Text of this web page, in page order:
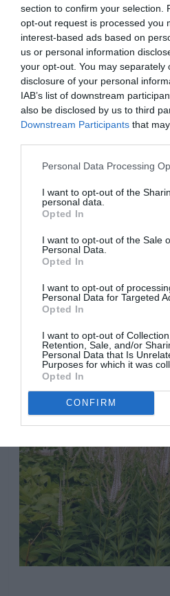
section to confirm your selection.
opt-out request is processed you
interest-based ads based on
us or personal information
your opt-out. You may separately
disclosure of your personal
IAB’s list of downstream
also be disclosed by us to third
Downstream Participants that
Personal Data Processing
I want to opt-out of the
personal data.
Opted In
I want to opt-out of the Sale
Personal Data.
Opted In
I want to opt-out of
Personal Data for Targeted
Opted In
I want to opt-out of
Retention, Sale, and/or
Personal Data that Is
Purposes for which it was
Opted In
CONFIRM
favorecer nuevas floraciones,
nivel del suelo cuando la
pueden darnos flores mas
otoño. Resiste temperaturas
brotar de nuevo a finales de
primavera, dependiendo de
de cultivo.